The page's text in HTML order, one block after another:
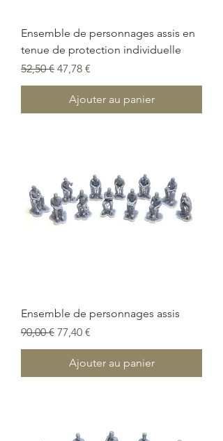
Ensemble de personnages assis en
tenue de protection individuelle
Prix original
52,50 € Prix promotionnel
47,78 €
Ajouter au panier
Ensemble de personnages assis
Prix original
90,00 € Prix promotionnel
77,40 €
Ajouter au panier